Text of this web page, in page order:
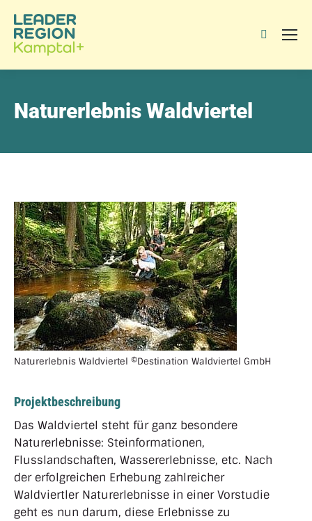
Search:
Naturerlebnis Waldviertel
Naturerlebnis Waldviertel ©Destination Waldviertel GmbH
Projektbeschreibung
Das Waldviertel steht für ganz besondere
Naturerlebnisse: Steinformationen,
Flusslandschaften, Wassererlebnisse, etc. Nach
der erfolgreichen Erhebung zahlreicher
Waldviertler Naturerlebnisse in einer Vorstudie
geht es nun darum, diese Erlebnisse zu